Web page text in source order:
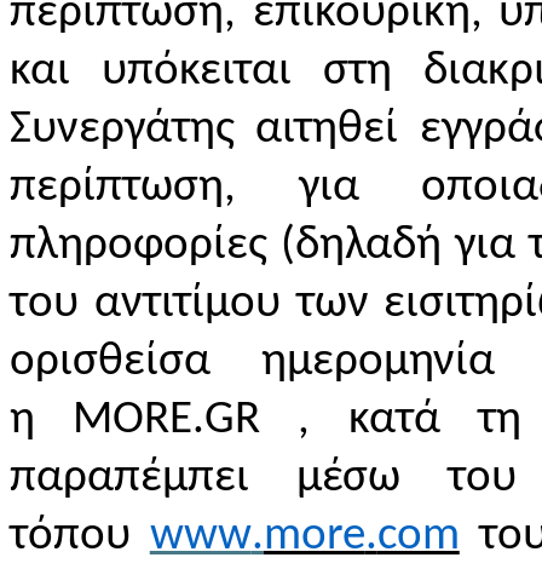
περίπτωση, επικουρική,
και υπόκειται στη
Συνεργάτης αιτηθεί
περίπτωση, για
πληροφορίες (δηλαδή για
του αντιτίμου των
ορισθείσα
η MORE.GR, κατά τη
παραπέμπει μέσω του
τόπου www.more.com